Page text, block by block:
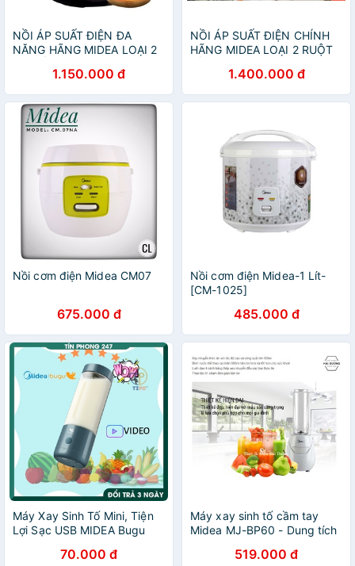
NỒI ÁP SUẤT ĐIỆN ĐA
NĂNG HÃNG MIDEA LOẠI 2
1.150.000 đ
NỒI ÁP SUẤT ĐIỆN CHÍNH
HÃNG MIDEA LOẠI 2 RUỘT
1.400.000 đ
Nồi cơm điện Midea CM07
675.000 đ
Nồi cơm điện Midea-1 Lít-
[CM-1025]
485.000 đ
Máy Xay Sinh Tố Mini, Tiện
Lợi Sạc USB MIDEA Bugu
Cầm Tay MINI70.000 đ
Máy xay sinh tố cầm tay
Midea MJ-BP60 - Dung tích
Bảo hành 1 năm
519.000 đ